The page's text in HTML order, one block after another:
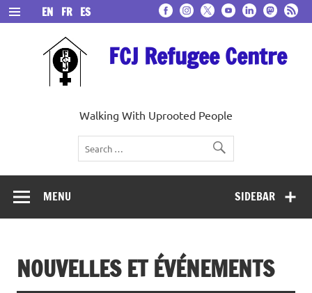
Skip
to
content
FCJ Refugee Centre
Walking With Uprooted People
EN FR ES
SIDEBAR
MENU
NOUVELLES ET ÉVÉNEMENTS